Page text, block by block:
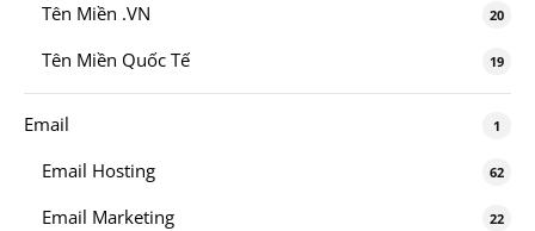
Tên Miền .VN 20
Tên Miền Quốc Tế 19
Email 1
Email Hosting 62
Email Marketing 22